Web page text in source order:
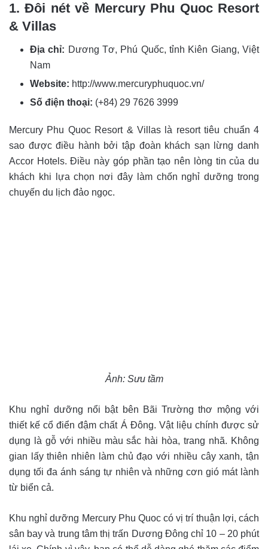
1. Đôi nét về Mercury Phu Quoc Resort
& Villas
Địa chỉ: Dương Tơ, Phú Quốc, tỉnh Kiên Giang, Việt
Nam
Website: http://www.mercuryphuquoc.vn/
Số điện thoại: (+84) 29 7626 3999
Mercury Phu Quoc Resort & Villas là resort tiêu chuẩn 4
sao được điều hành bởi tập đoàn khách sạn lừng danh
Accor Hotels. Điều này góp phần tạo nên lòng tin của du
khách khi lựa chọn nơi đây làm chốn nghỉ dưỡng trong
chuyến du lịch đảo ngọc.
Ảnh: Sưu tầm
Khu nghỉ dưỡng nổi bật bên Bãi Trường thơ mộng với
thiết kế cổ điển đậm chất Á Đông. Vật liệu chính được sử
dụng là gỗ với nhiều màu sắc hài hòa, trang nhã. Không
gian lấy thiên nhiên làm chủ đạo với nhiều cây xanh, tận
dụng tối đa ánh sáng tự nhiên và những cơn gió mát lành
từ biển cả.
Khu nghỉ dưỡng Mercury Phu Quoc có vị trí thuận lợi, cách
sân bay và trung tâm thị trấn Dương Đông chỉ 10 – 20 phút